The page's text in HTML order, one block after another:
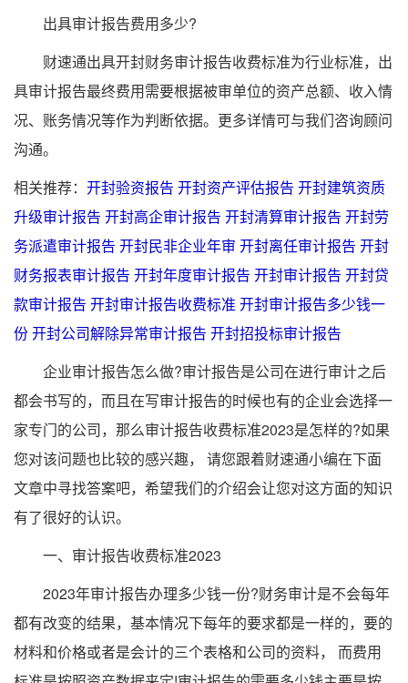
出具审计报告费用多少?
财速通出具开封财务审计报告收费标准为行业标准，出
具审计报告最终费用需要根据被审单位的资产总额、收入情
况、账务情况等作为判断依据。更多详情可与我们咨询顾问
沟通。
相关推荐： 开封验资报告 开封资产评估报告 开封建筑资质
升级审计报告 开封高企审计报告 开封清算审计报告 开封劳
务派遣审计报告 开封民非企业年审 开封离任审计报告 开封
财务报表审计报告 开封年度审计报告 开封审计报告 开封贷
款审计报告 开封审计报告收费标准 开封审计报告多少钱一
份开封公司解除异常审计报告 开封招投标审计报告
企业审计报告怎么做?审计报告是公司在进行审计之后
都会书写的，而且在写审计报告的时候也有的企业会选择一
家专门的公司，那么审计报告收费标准2023是怎样的?如果
您对该问题也比较的感兴趣， 请您跟着财速通小编在下面
文章中寻找答案吧，希望我们的介绍会让您对这方面的知识
有了很好的认识。
一、审计报告收费标准2023
2023年审计报告办理多少钱一份?财务审计是不会每年
都有改变的结果，基本情况下每年的要求都是一样的，要的
材料和价格或者是会计的三个表格和公司的资料， 而费用